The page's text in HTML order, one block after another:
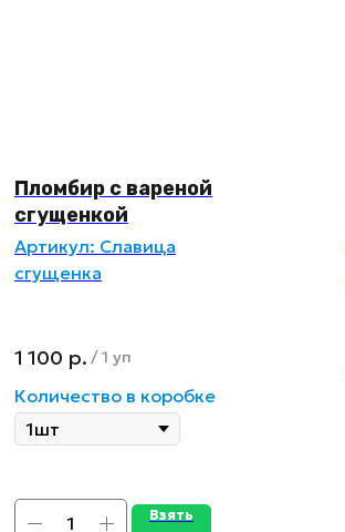
Пломбир с вареной
сгущенкой
Артикул: Славица
сгущенка
1 100 р. /1 уп
Количество в коробке
Взять